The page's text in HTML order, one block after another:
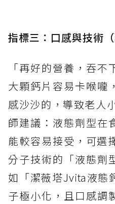
指標三：口感與技術
「再好的營養，吞
大顆鈣片容易卡喉嚨
感沙沙的，導致老人
師建議：液態劑型在
能較容易接受，可選
分子技術的「液態劑
如「潔薇塔Jvita液態
子極小化，且口感調